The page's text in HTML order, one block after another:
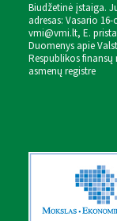
Biudžetinė įstaiga.
adresas: Vasario
vmi@vmi.lt, E.
Duomenys apie
Respublikos
asmenų registre